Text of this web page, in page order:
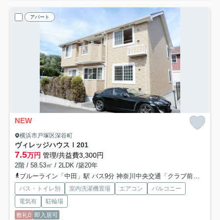
アパート
NEW
横浜市戸塚区深谷町
ヴィレッジハウスⅠ 201
7.5万円 管理/共益費3,300円
2階 / 58.53㎡ / 2LDK /築20年
ブルーライン「中田」駅 バス9分 神奈川中央交通「クラブ前（横浜市）」 停歩2分
バス・トイレ別 室内洗濯機置場 エアコン
バルコニー
電気有
駐輪場
敷礼0 即入居可